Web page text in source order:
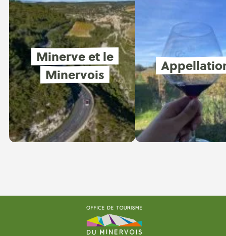
Minerve et le
Minervois